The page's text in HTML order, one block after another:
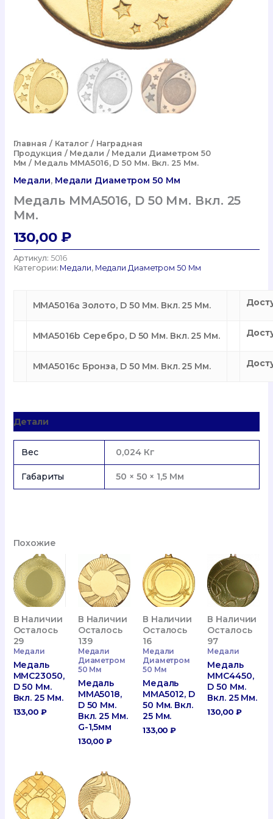
Главная / Каталог/ Наградная
Продукция / Медали / Медали Диаметром 50
Мм / Медаль MMA5016, D 50 Мм. Вкл. 25 Мм.
Медали, Медали Диаметром 50 Мм
Медаль MMA5016, D 50 Мм. Вкл. 25
Мм.
130,00 ₽
Артикул: 5016
Категории: Медали, Медали Диаметром 50 Мм
MMA5016a Золото, D 50 Мм. Вкл. 25 Мм.
MMA5016b Серебро, D 50 Мм. Вкл. 25 Мм.
MMA5016c Бронза, D 50 Мм. Вкл. 25 Мм.
Детали
Вес 0,024 Кг
Габариты 50 × 50 × 1,5 Мм
Похожие
В Наличии
Осталось
29
Медали
Медаль
MMC23050,
D 50 Мм.
Вкл. 25 Мм.
133,00 ₽
В Наличии
Осталось
139
Медали
Диаметром
50 Мм
Медаль
MMA5018,
D 50 Мм.
Вкл. 25 Мм.
G-1,5мм
130,00₽
В Наличии
Осталось
16
Медали
Диаметром
50 Мм
Медаль
MMA5012, D
50 Мм. Вкл.
25 Мм.
133,00₽
В Наличии
Осталось
97
Медали
Медаль
MMC4450,
D 50 Мм.
Вкл. 25 Мм.
130,00 ₽